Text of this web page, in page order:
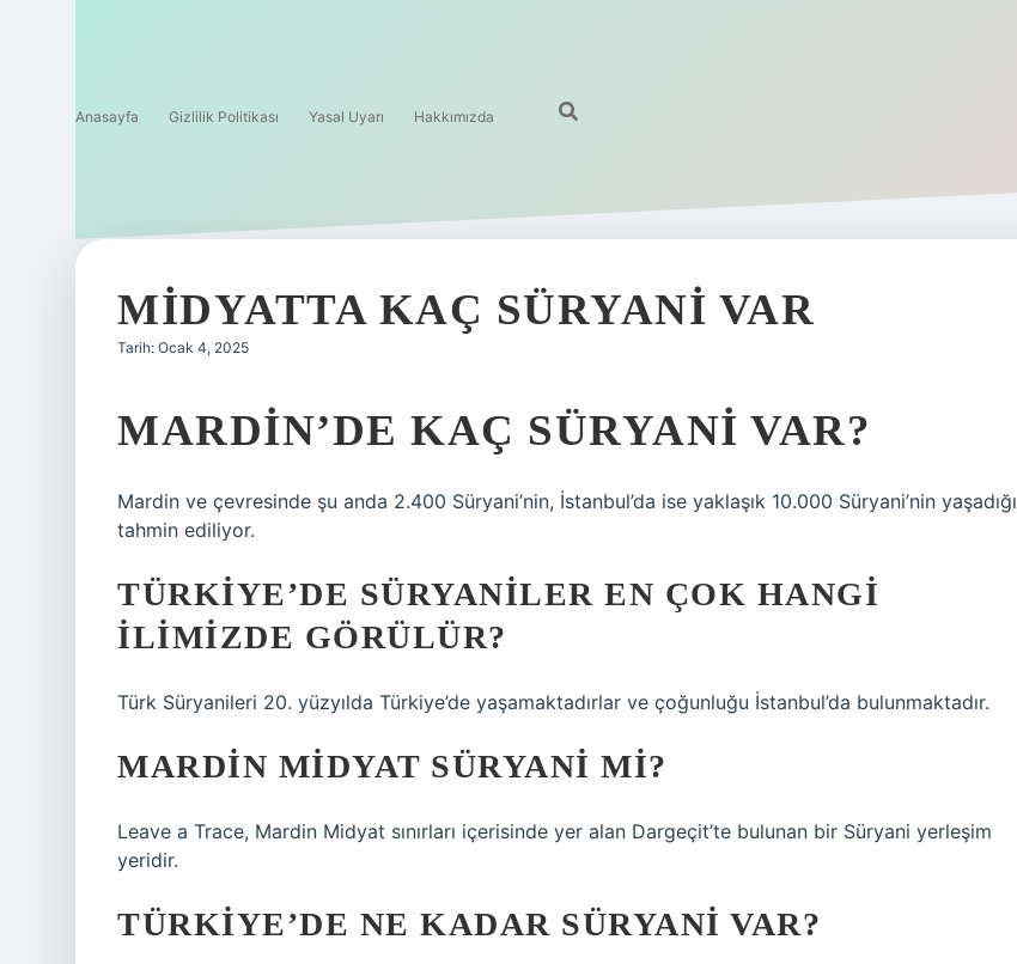
Anasayfa Gizlilik Politikası Yasal Uyarı Hakkımızda
MIDYATTA KAÇ SÜRYANI VAR
Tarih: Ocak 4, 2025
MARDIN’DE KAÇ SÜRYANI VAR?
Mardin ve çevresinde şu anda 2.400 Süryani’nin, İstanbul’da ise yaklaşık 10.000 Süryani’nin yaşadığı
tahmin ediliyor.
TÜRKIYE’DE SÜRYANILER EN ÇOK HANGI
ILIMIZDE GÖRÜLÜR?
Türk Süryanileri 20. yüzyılda Türkiye’de yaşamaktadırlar ve çoğunluğu İstanbul’da bulunmaktadır.
MARDIN MIDYAT SÜRYANI MI?
Leave a Trace, Mardin Midyat sınırları içerisinde yer alan Dargeçit’te bulunan bir Süryani yerleşim
yeridir.
TÜRKIYE’DE NE KADAR SÜRYANI VAR?